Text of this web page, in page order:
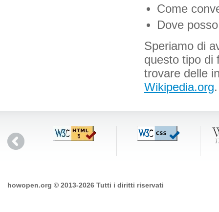
Come
Dove
Speriamo di
questo tipo di
trovare delle
Wikipedia.org.
howopen.org © 2013-2026 Tutti i diritti riservati